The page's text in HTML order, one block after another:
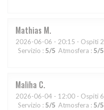
Mathias M
2026-06-06 - 20:15 - Ospiti 2
Servizio : 5/5 Atmosfera : 5/5
Maliha C
2026-06-04 - 12:00 - Ospiti 6
Servizio : 5/5 Atmosfera : 5/5